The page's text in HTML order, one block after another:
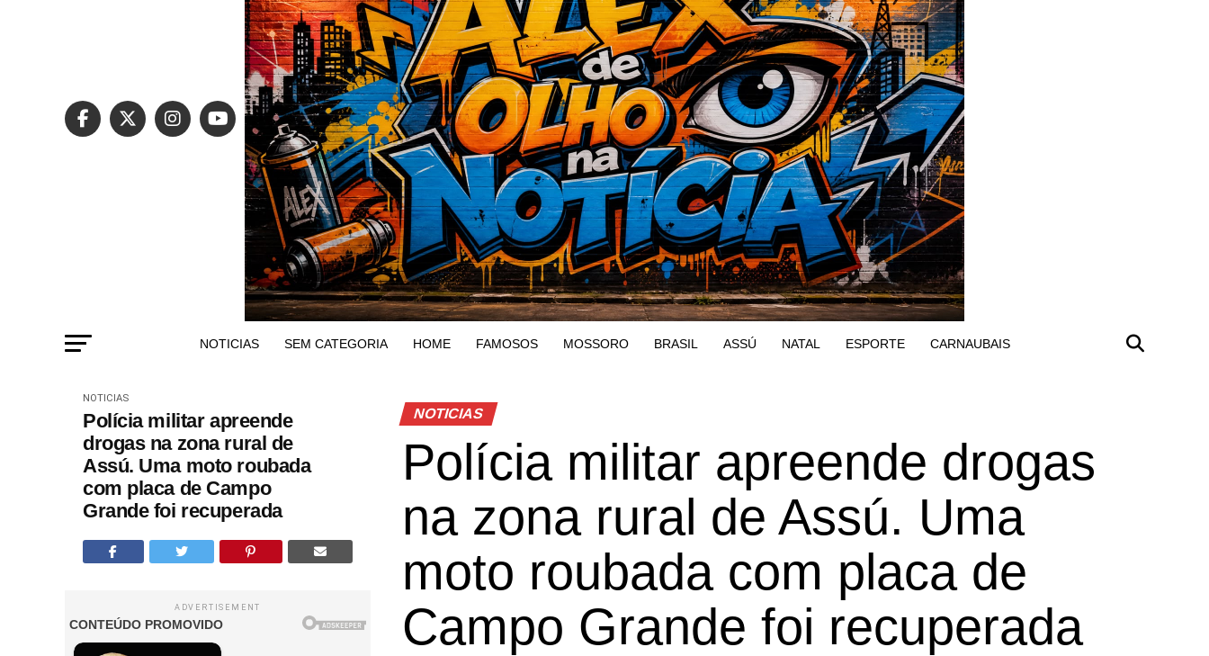
NOTICIAS SEM CATEGORIA HOME FAMOSOS MOSSORO BRASIL ASSÚ NATAL ESPORTE CARNAUBAIS
NOTICIAS
Polícia militar apreende
drogas na zona rural de
Assú. Uma moto roubada
com placa de Campo
Grande foi recuperada
ADVERTISEMENT
NOTICIAS
Polícia militar apreende drogas
na zona rural de Assú. Uma
moto roubada com placa de
Campo Grande foi recuperada